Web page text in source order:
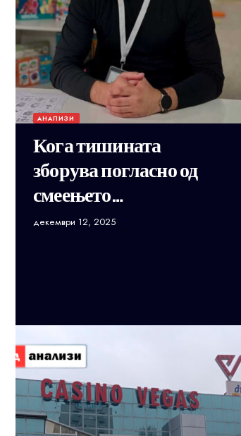
АНАЛИЗИ
Кога тишината
зборува погласно од
смеењето…
декември 12, 2025